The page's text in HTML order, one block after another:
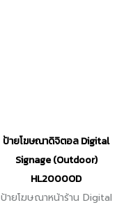
ป้ายโฆษณาดิจิตอล Digital
Signage (Outdoor)
HL2000OD
ป้ายโฆษณาหน้าร้าน Digital